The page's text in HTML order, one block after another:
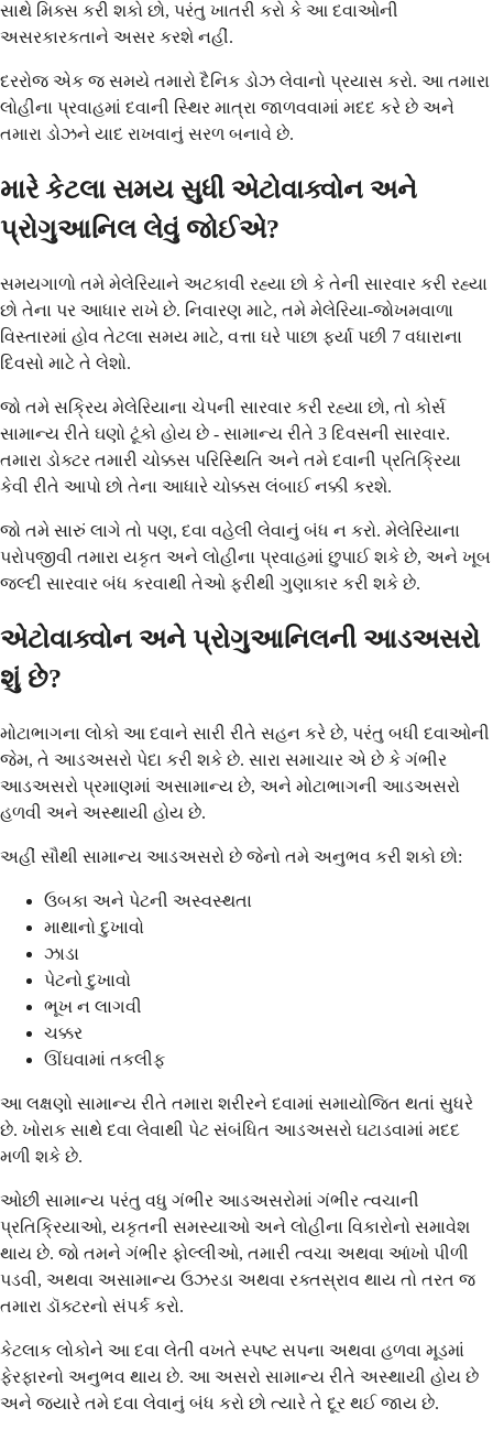
સાથે મિક્સ કરી શકો છો, પરંતુ ખાતરી કરો કે આ દવાઓની
અસરકારકતાને અસર કરશે નહીં.
દરરોજ એક જ સમયે તમારો દૈનિક ડોઝ લેવાનો પ્રયાસ કરો. આ તમારા
લોહીના પ્રવાહમાં દવાની સ્થિર માત્રા જાળવવામાં મદદ કરે છે અને
તમારા ડોઝને યાદ રાખવાનું સરળ બનાવે છે.
મારે કેટલા સમય સુધી એટોવાક્વોન અને
પ્રોગુઆનિલ લેવું જોઈએ?
સમયગાળો તમે મેલેરિયાને અટકાવી રહ્યા છો કે તેની સારવાર કરી રહ્યા
છો તેના પર આધાર રાખે છે. નિવારણ માટે, તમે મેલેરિયા-જોખમવાળા
વિસ્તારમાં હોવ તેટલા સમય માટે, વત્તા ઘરે પાછા ફર્યા પછી 7 વધારાના
દિવસો માટે તે લેશો.
જો તમે સક્રિય મેલેરિયાના ચેપની સારવાર કરી રહ્યા છો, તો કોર્સ
સામાન્ય રીતે ઘણો ટૂંકો હોય છે - સામાન્ય રીતે 3 દિવસની સારવાર.
તમારા ડોક્ટર તમારી ચોક્કસ પરિસ્થિતિ અને તમે દવાની પ્રતિક્રિયા
કેવી રીતે આપો છો તેના આધારે ચોક્કસ લંબાઈ નક્કી કરશે.
જો તમે સારું લાગે તો પણ, દવા વહેલી લેવાનું બંધ ન કરો. મેલેરિયાના
પરોપજીવી તમારા યકૃત અને લોહીના પ્રવાહમાં છુપાઈ શકે છે, અને ખૂબ
જલ્દી સારવાર બંધ કરવાથી તેઓ ફરીથી ગુણાકાર કરી શકે છે.
એટોવાક્વોન અને પ્રોગુઆનિલની આડઅસરો
શું છે?
મોટાભાગના લોકો આ દવાને સારી રીતે સહન કરે છે, પરંતુ બધી દવાઓની
જેમ, તે આડઅસરો પેદા કરી શકે છે. સારા સમાચાર એ છે કે ગંભીર
આડઅસરો પ્રમાણમાં અસામાન્ય છે, અને મોટાભાગની આડઅસરો
હળવી અને અસ્થાયી હોય છે.
અહીં સૌથી સામાન્ય આડઅસરો છે જેનો તમે અનુભવ કરી શકો છો:
ઉબકા અને પેટની અસ્વસ્થતા
માથાનો દુખાવો
ઝાડા
પેટનો દુખાવો
ભૂખ ન લાગવી
ચક્કર
ઊંઘવામાં તકલીફ
આ લક્ષણો સામાન્ય રીતે તમારા શરીરને દવામાં સમાયોજિત થતાં સુધરે
છે. ખોરાક સાથે દવા લેવાથી પેટ સંબંધિત આડઅસરો ઘટાડવામાં મદદ
મળી શકે છે.
ઓછી સામાન્ય પરંતુ વધુ ગંભીર આડઅસરોમાં ગંભીર ત્વચાની
પ્રતિક્રિયાઓ, યકૃતની સમસ્યાઓ અને લોહીના વિકારોનો સમાવેશ
થાય છે. જો તમને ગંભીર ફોલ્લીઓ, તમારી ત્વચા અથવા આંખો પીળી
પડવી, અથવા અસામાન્ય ઉઝરડા અથવા રક્તસ્રાવ થાય તો તરત જ
તમારા ડૉક્ટરનો સંપર્ક કરો.
કેટલાક લોકોને આ દવા લેતી વખતે સ્પષ્ટ સપના અથવા હળવા મૂડમાં
ફેરફારનો અનુભવ થાય છે. આ અસરો સામાન્ય રીતે અસ્થાયી હોય છે
અને જ્યારે તમે દવા લેવાનું બંધ કરો છો ત્યારે તે દૂર થઈ જાય છે.